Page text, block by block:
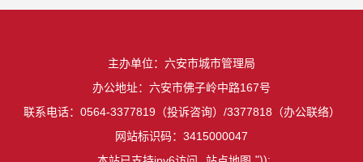
主办单位：六安市城市管理局
办公地址：六安市佛子岭中路167号
联系电话：0564-3377819（投诉咨询）/3377818（办公联络）
网站标识码：3415000047
"));